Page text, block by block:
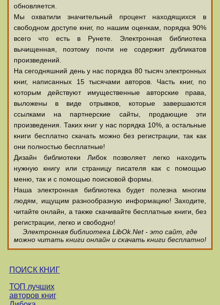
обновляется.
Мы охватили значительный процент находящихся в
свободном доступе книг, по нашим оценкам, порядка 90%
всего что есть в Рунете. Электронная библиотека
вычищенная, поэтому почти не содержит дубликатов
произведений.
На сегодняшний день у нас порядка 80 тысяч электронных
книг, написанных 15 тысячами авторов. Часть книг, по
которым действуют имущественные авторские права,
выложены в виде отрывков, которые завершаются
ссылками на партнерские сайты, продающие эти
произведения. Таких книг у нас порядка 10%, а остальные
книги бесплатно скачать можно без регистрации, так как
они полностью бесплатные!
Дизайн библиотеки Либок позволяет легко находить
нужную книгу или страницу писателя как с помощью
меню, так и с помощью поисковой формы.
Наша электронная библиотека будет полезна многим
людям, ищущим разнообразную информацию! Заходите,
читайте онлайн, а также скачивайте бесплатные книги, без
регистрации, легко и свободно!
Электронная библиотека LibOk.Net - это сайт, где
можно читать книги онлайн и скачать книги бесплатно!
ПОИСК КНИГ
ТОП лучших
авторов книг